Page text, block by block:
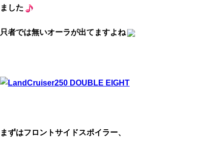
ました
只者では無いオーラが出てますよね
まずはフロントサイドスポイラー、